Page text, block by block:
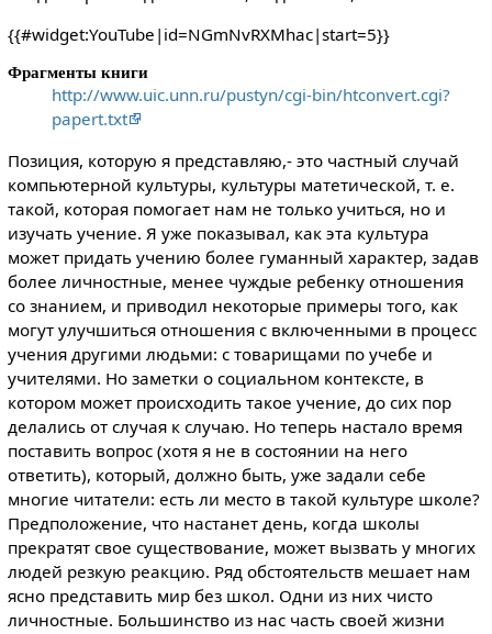
{{#widget:YouTube|id=NGmNvRXMhac|start=5}}
Фрагменты книги
http://www.uic.unn.ru/pustyn/cgi-bin/htconvert.cgi?
papert.txt
Позиция, которую я представляю,- это частный случай
компьютерной культуры, культуры матетической, т. е.
такой, которая помогает нам не только учиться, но и
изучать учение. Я уже показывал, как эта культура
может придать учению более гуманный характер, задав
более личностные, менее чуждые ребенку отношения
со знанием, и приводил некоторые примеры того, как
могут улучшиться отношения с включенными в процесс
учения другими людьми: с товарищами по учебе и
учителями. Но заметки о социальном контексте, в
котором может происходить такое учение, до сих пор
делались от случая к случаю. Но теперь настало время
поставить вопрос (хотя я не в состоянии на него
ответить), который, должно быть, уже задали себе
многие читатели: есть ли место в такой культуре школе?
Предположение, что настанет день, когда школы
прекратят свое существование, может вызвать у многих
людей резкую реакцию. Ряд обстоятельств мешает нам
ясно представить мир без школ. Одни из них чисто
личностные. Большинство из нас часть своей жизни